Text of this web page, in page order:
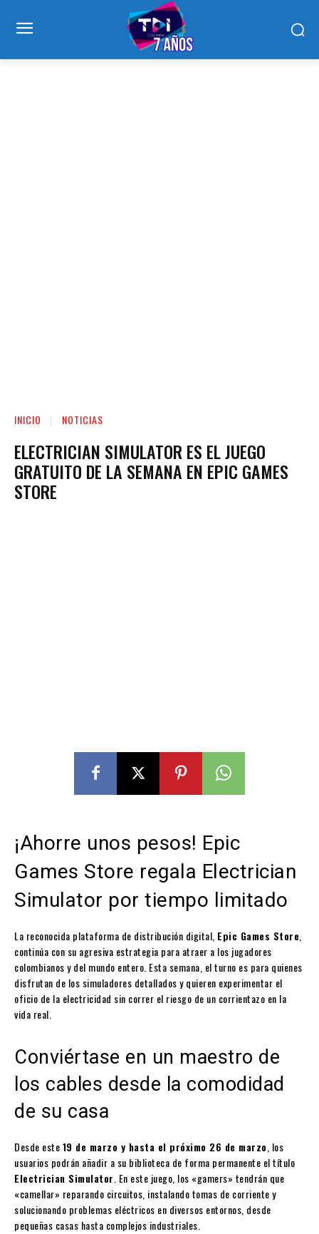
INICIO NOTICIAS
ELECTRICIAN SIMULATOR ES EL JUEGO
GRATUITO DE LA SEMANA EN EPIC GAMES
STORE
¡Ahorre unos pesos! Epic
Games Store regala Electrician
Simulator por tiempo limitado
La reconocida plataforma de distribución digital, Epic Games Store
continúa con su agresiva estrategia para atraer a los jugadores
colombianos y del mundo entero. Esta semana, el turno es para quienes
disfrutan de los simuladores detallados y quieren experimentar el
oficio de la electricidad sin correr el riesgo de un corrientazo en la
vida real.
Conviértase en un maestro de
los cables desde la comodidad
de su casa
Desde este19 de marzo y hasta el próximo 26 de marzo , los
usuarios podrán añadir a su biblioteca de forma permanente el título
Electrician Simulator . En este juego, los «gamers» tendrán que
«camellar» reparando circuitos, instalando tomas de corriente y
solucionando problemas eléctricos en diversos entornos, desde
pequeñas casas hasta complejos industriales.